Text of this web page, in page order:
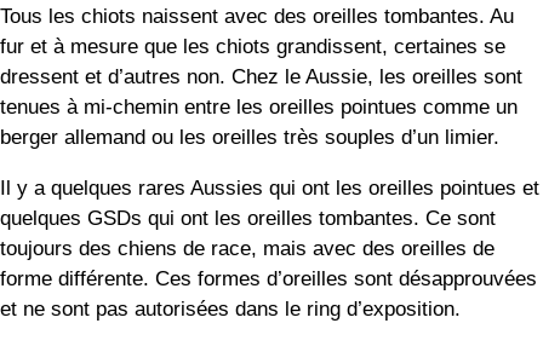
queue coupée ou enroulée.
Les attitudes changent. Dans de nombreux pays comme le
Royaume-Uni et (ironiquement) l’Australie, il est maintenant
illégal de couper ou de couper la queue à des fins purement
esthétiques.
L’Amérique et le Canada sont des pays où l’on pratique
encore couramment et sans restriction la caudectomie et le
bobbing.
Cinq : Différences de pays d’origine